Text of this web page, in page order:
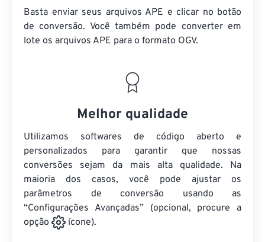
Basta enviar seus arquivos APE e clicar no botão
de conversão. Você também pode converter em
lote os arquivos APE para o formato OGV.
Melhor qualidade
Utilizamos softwares de código aberto e
personalizados para garantir que nossas
conversões sejam da mais alta qualidade. Na
maioria dos casos, você pode ajustar os
parâmetros de conversão usando as
“Configurações Avançadas” (opcional, procure a
opção
ícone).